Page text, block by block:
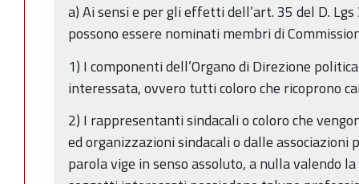
a) Ai sensi e per gli effetti dell’art. 35 del D.
possono essere nominati membri di
1) I componenti dell’Organo di Direzione
interessata, ovvero tutti coloro che ricoprono
2) I rappresentanti sindacali o coloro che
ed organizzazioni sindacali o dalle associazioni
parola vige in senso assoluto, a nulla valendo